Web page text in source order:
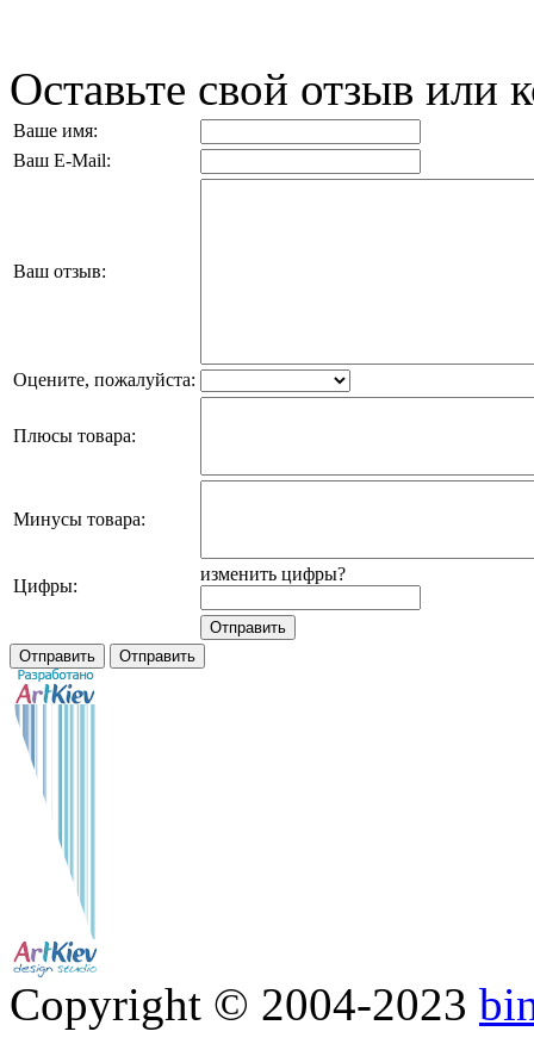
Оставьте свой отзыв или
Ваше имя:
Ваш E-Mail:
Ваш отзыв:
Оцените, пожалуйста:
Плюсы товара:
Минусы товара:
Цифры:
изменить цифры?
Copyright © 2004-2023